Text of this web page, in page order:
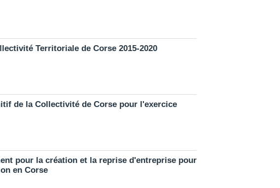
Territoriale de Corse 2015-2020
de la Collectivité de Corse pour l'exercice
pour la création et la reprise d'entreprise pour
en Corse